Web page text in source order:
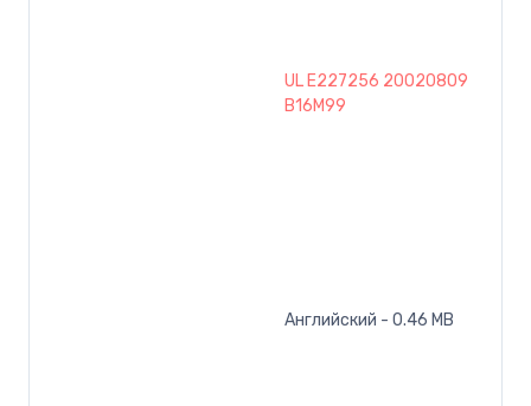
UL E227256 20020809
B16M99
Английский - 0.46 MB